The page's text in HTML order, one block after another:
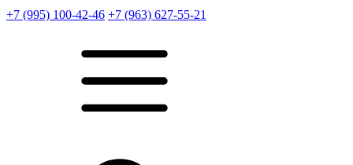
+7 (995) 100-42-46 +7 (963) 627-55-21